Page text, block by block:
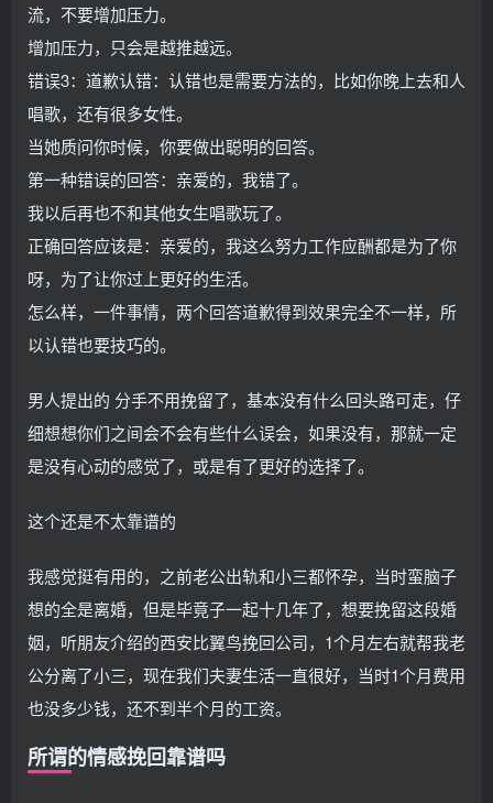
流，不要增加压力。
增加压力，只会是越推越远。
错误3：道歉认错：认错也是需要方法的，比如你晚上去和人
唱歌，还有很多女性。
当她质问你时候，你要做出聪明的回答。
第一种错误的回答：亲爱的，我错了。
我以后再也不和其他女生唱歌玩了。
正确回答应该是：亲爱的，我这么努力工作应酬都是为了你
呀，为了让你过上更好的生活。
怎么样，一件事情，两个回答道歉得到效果完全不一样，所
以认错也要技巧的。
男人提出的 分手不用挽留了，基本没有什么回头路可走，仔
细想想你们之间会不会有些什么误会，如果没有，那就一定
是没有心动的感觉了，或是有了更好的选择了。
这个还是不太靠谱的
我感觉挺有用的，之前老公出轨和小三都怀孕，当时蛮脑子
想的全是离婚，但是毕竟子一起十几年了，想要挽留这段婚
姻，听朋友介绍的西安比翼鸟挽回公司，1个月左右就帮我老
公分离了小三，现在我们夫妻生活一直很好，当时1个月费用
也没多少钱，还不到半个月的工资。
所谓的情感挽回靠谱吗